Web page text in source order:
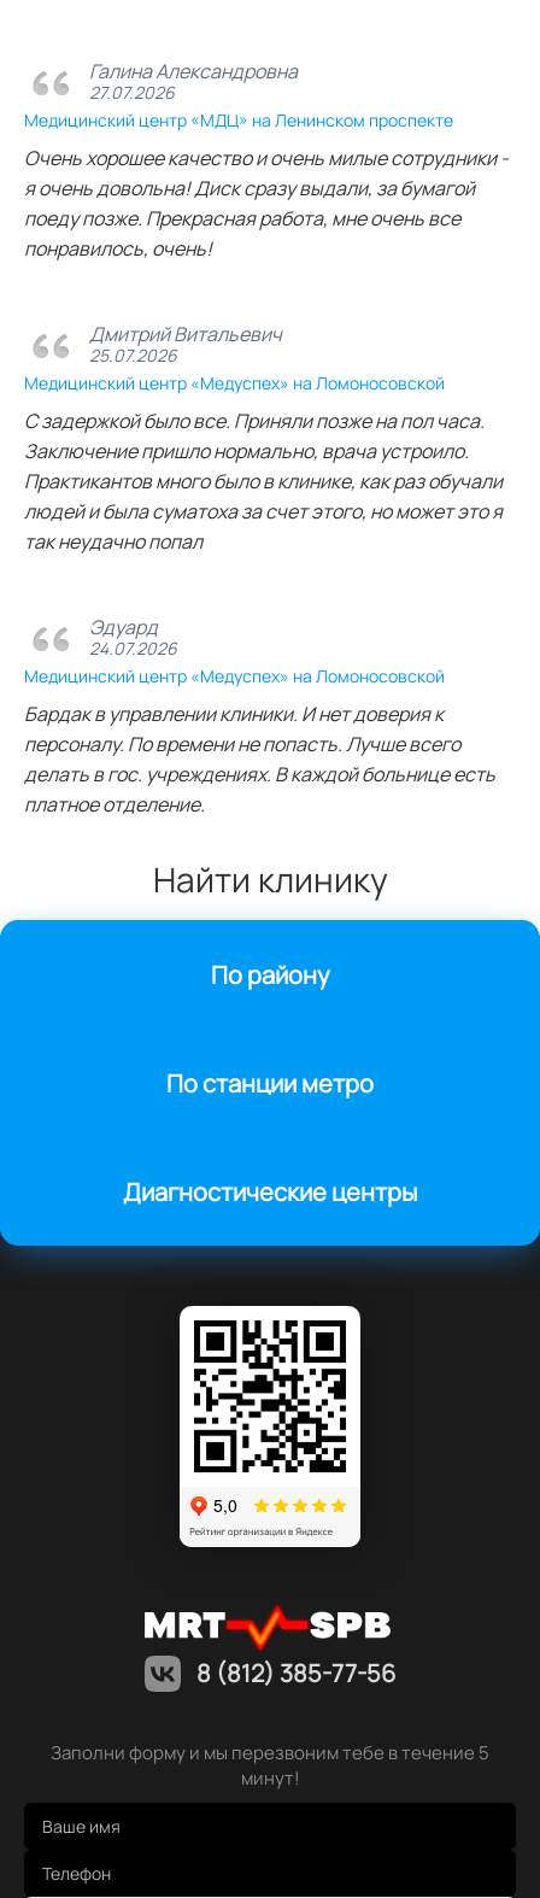
Галина Александровна
27.07.2026
Медицинский центр «МДЦ» на Ленинском проспекте
Очень хорошее качество и очень милые сотрудники -
я очень довольна! Диск сразу выдали, за бумагой
поеду позже. Прекрасная работа, мне очень все
понравилось, очень!
Дмитрий Витальевич
25.07.2026
Медицинский центр «Медуспех» на Ломоносовской
С задержкой было все. Приняли позже на пол часа.
Заключение пришло нормально, врача устроило.
Практикантов много было в клинике, как раз обучали
людей и была суматоха за счет этого, но может это я
так неудачно попал
Эдуард
24.07.2026
Медицинский центр «Медуспех» на Ломоносовской
Бардак в управлении клиники. И нет доверия к
персоналу. По времени не попасть. Лучше всего
делать в гос. учреждениях. В каждой больнице есть
платное отделение.
Найти клинику
По району
По станции метро
Диагностические центры
8 (812) 385-77-56
Заполни форму и мы перезвоним тебе в течение 5
минут!